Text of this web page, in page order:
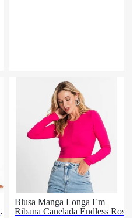
Blusa Manga Longa Em
Ribana Canelada Endless Rosa